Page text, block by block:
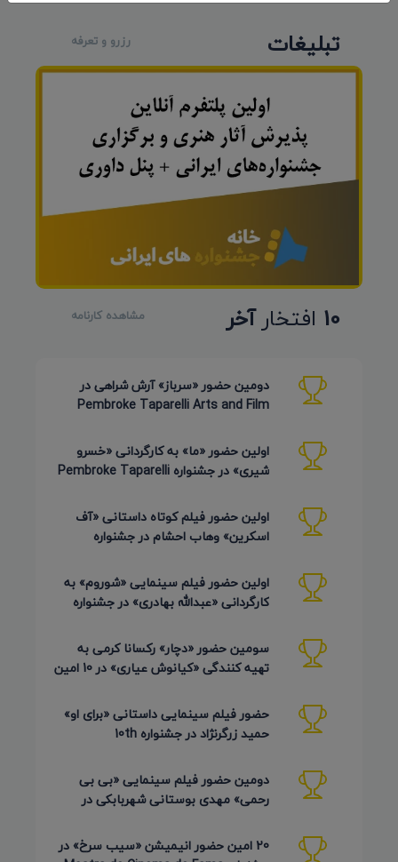
تبلیغات رزرو و تعرفه
10 افتخارآخر مشاهده کارنامه
دومین حضور «سرباز» آرش شراهی در
Pembroke Taparelli Arts and Film
اولین حضور «ما» به کارگردانی «خسرو
شیری» در جشنواره Pembroke Taparelli
اولین حضور فیلم کوتاه داستانی «آف
اسکرین» وهاب احشام در جشنواره
اولین حضور فیلم سینمایی «شوروم» به
کارگردانی «عبدالله بهادری» در جشنواره
سومین حضور «دچار» رکسانا کرمی به
تهیه کنندگی «کیانوش عیاری» در 10 امین
حضور فیلم سینمایی داستانی «برای او»
حمید زرگرنژاد در جشنواره 10th
دومین حضور فیلم سینمایی «بی بی
رحمی» مهدی بوستانی شهربابکی در
20 امین حضور انیمیشن «سیب سرخ» در